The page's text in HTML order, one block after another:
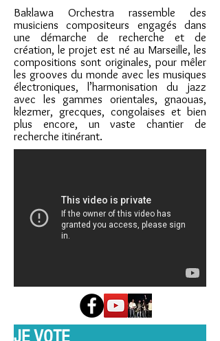
Baklawa Orchestra rassemble des
musiciens compositeurs engagés dans
une démarche de recherche et de
création, le projet est né au Marseille, les
compositions sont originales, pour mêler
les grooves du monde avec les musiques
électroniques, l’harmonisation du jazz
avec les gammes orientales, gnaouas,
klezmer, grecques, congolaises et bien
plus encore, un vaste chantier de
recherche itinérant.
JE VOTE